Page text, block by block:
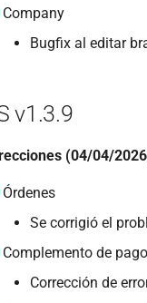
Company
Bugfix al editar
v1.3.9
(04/04/
Órdenes
Se corrigió el
Complemento de pago
Corrección de